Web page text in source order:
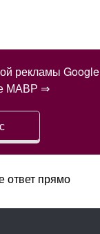
рекламы Google
МАВР ⇒
ответ прямо